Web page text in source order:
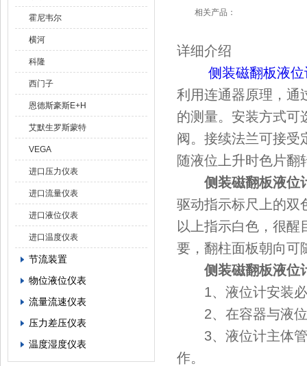
霍尼韦尔
横河
科隆
西门子
恩德斯豪斯E+H
艾默生罗斯蒙特
VEGA
进口压力仪表
进口流量仪表
进口液位仪表
进口温度仪表
节流装置
物位液位仪表
流量流速仪表
压力差压仪表
温度湿度仪表
相关产品：
详细介绍
侧装磁翻板液位
利用连通器原理，通
的测量。安装方式可
阀。接续法兰可接受
随液位上升时色片翻
侧装磁翻板液位
驱动指示标尺上的双
以上指示白色，很醒
要，翻柱面板朝向可
侧装磁翻板液位
1、液位计安装必
2、在容器与液位
3、液位计主体管
作。